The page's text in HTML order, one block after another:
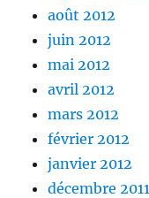
août 2012
juin 2012
mai 2012
avril 2012
mars 2012
février 2012
janvier 2012
décembre 2011